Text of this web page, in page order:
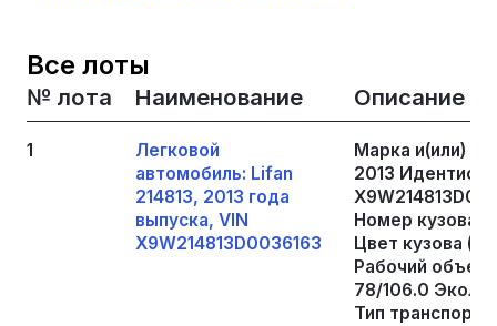
Все лоты
№ лота Наименование Описание
1
Легковой
автомобиль: Lifan
214813, 2013 года
выпуска, VIN
Х9W214813D0036163
Марка и(или)
2013
Номер кузова
Цвет кузова
Рабочий объем
78/106.0
Тип